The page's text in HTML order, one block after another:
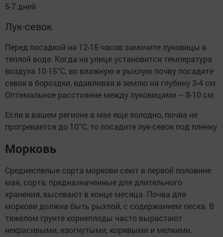
5-7 дней
Лук-севок
Перед посадкой на 12-15 часов замочите луковицы в
теплой воде. Когда на улице установится температура
воздуха 10-15°С, во влажную и рыхлую почву посадите
севок в бороздки, вдавливая в землю на глубину 3-4 см.
Оптимальное расстояние между луковицами – 8-10 см.
Если в вашем регионе в мае еще холодно, почва не
прогревается до 10°С, то посадите лук-севок под пленку
Морковь
Среднеспелые сорта моркови сеют в первой половине
мая, сорта, предназначенные для длительного
хранения, высевают в конце месяца. Почва для
моркови должна быть рыхлой, с содержанием песка. В
тяжелом грунте корнеплоды часто вырастают
некрасивыми, изогнутыми, корявыми и мелкими.